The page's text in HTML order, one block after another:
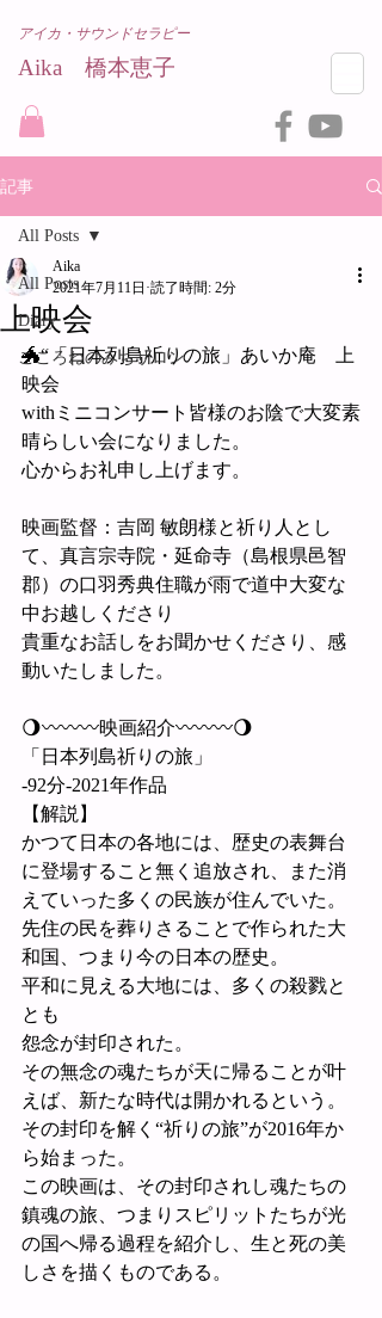
Aika 橋本恵子​
アイカ・サウンドセラピー
記事
All Posts
Diary
こころねのみちサロン
All Posts
上映会
Aika
2021年7月11日 読了時間: 2分
🐲“「日本列島祈りの旅」あいか庵　上
映会
withミニコンサート皆様のお陰で大変素
晴らしい会になりました。
心からお礼申し上げます。
映画監督：吉岡 敏朗様と祈り人とし
て、真言宗寺院・延命寺（島根県邑智
郡）の口羽秀典住職が雨で道中大変な
中お越しくださり
貴重なお話しをお聞かせくださり、感
動いたしました。
🌖〰〰〰映画紹介〰〰〰🌖
「日本列島祈りの旅」
-92分-2021年作品
【解説】
かつて日本の各地には、歴史の表舞台
に登場すること無く追放され、また消
えていった多くの民族が住んでいた。
先住の民を葬りさることで作られた大
和国、つまり今の日本の歴史。
平和に見える大地には、多くの殺戮と
とも
怨念が封印された。
その無念の魂たちが天に帰ることが叶
えば、新たな時代は開かれるという。
その封印を解く“祈りの旅”が2016年か
ら始まった。
この映画は、その封印されし魂たちの
鎮魂の旅、つまりスピリットたちが光
の国へ帰る過程を紹介し、生と死の美
しさを描くものである。